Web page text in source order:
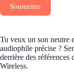
Soumettre
Tu veux un son neutre
audiophile précise ?
derrière des
Wireless.